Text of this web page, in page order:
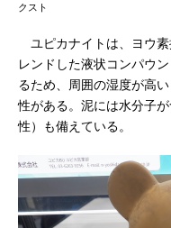
クスト
ユピカナイトは、ヨウ
レンドした液状コンパウ
るため、周囲の湿度が高
性がある。泥には水分子
性）も備えている。